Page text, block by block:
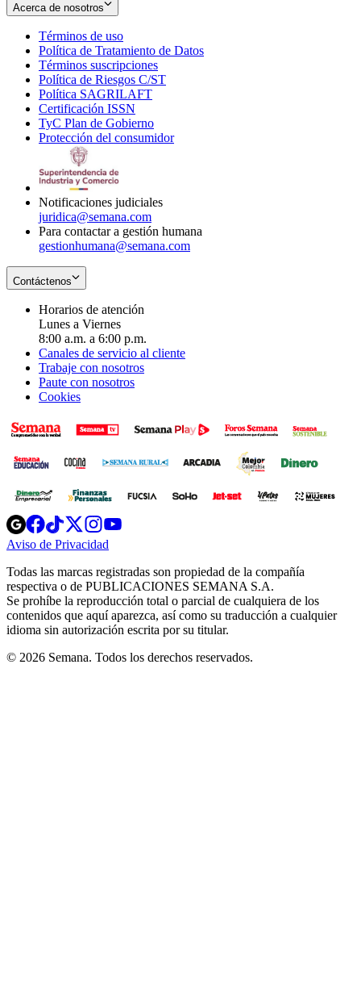
Acerca de nosotros
Términos de uso
in
new
window
Política de Tratamiento de Datos
Términos suscripciones
in
Política de Riesgos C/ST
Política SAGRILAFT
new
window
Certificación ISSN
in
new
TyC Plan de Gobierno
in
Protección del consumidorOpens
Notificaciones judiciales
juridica@semana.com
Para contactar a gestión humana
gestionhumana@semana.com
Contáctenos
Horarios de atención
Lunes a Viernes
8:00 a.m. a 6:00 p.m.
Canales de servicio al cliente
Trabaje con nosotros
Paute con nosotros
Cookies
Opens
in
new
Opens
in
new
Opens
in
new
window
Opens
new
windowwindow
Aviso de Privacidad
new
window
Todas las marcas registradas son propiedad de la compañía
respectiva o de PUBLICACIONES SEMANA S.A.
Se prohíbe la reproducción total o parcial de cualquiera de los
contenidos que aquí aparezca, así como su traducción a cualquier
idioma sin autorización escrita por su titular.
© 2026 Semana. Todos los derechos reservados.